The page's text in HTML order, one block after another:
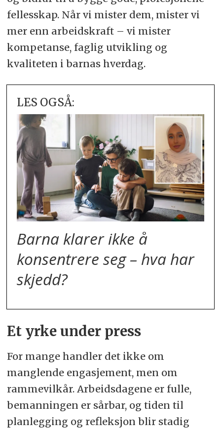
fellesskap. Når vi mister dem, mister vi
mer enn arbeidskraft – vi mister
kompetanse, faglig utvikling og
kvaliteten i barnas hverdag.
LES OGSÅ:
Barna klarer ikke å
konsentrere seg – hva har
skjedd?
Et yrke under press
For mange handler det ikke om
manglende engasjement, men om
rammevilkår. Arbeidsdagene er fulle,
bemanningen er sårbar, og tiden til
planlegging og refleksjon blir stadig